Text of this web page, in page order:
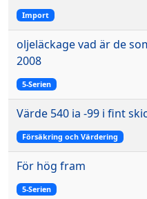
Import
oljeläckage vad är de
2008
5-Serien
Värde 540 ia -99 i fint
Försäkring och Värdering
För hög fram
5-Serien